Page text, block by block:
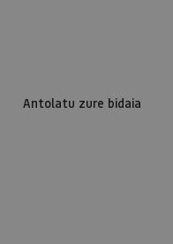
Antolatu zure bidaia